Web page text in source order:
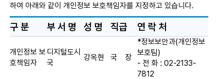
하여 아래와 같이 개인정보 보호책임자를 지정하고 있습니다.
구 분 부 서 명 성 명 직급 연 락 처
개인정보 보
호책임자
디지털도시
국
강옥현 국 장
*정보보안과(개인정보
보호팀)
- 전 화 : 02-2133-
7812